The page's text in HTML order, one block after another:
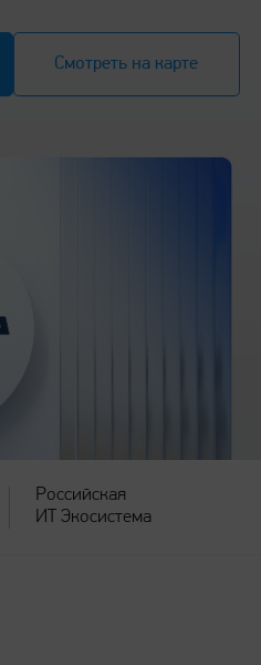
Смотреть на карте
Российская
ИТ Экосистема